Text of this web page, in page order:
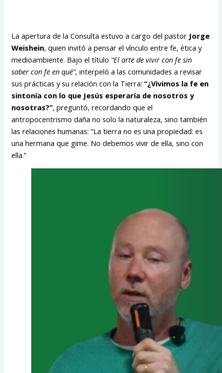
La apertura de la Consulta estuvo a cargo del pastor Jorge
Weishein, quien invitó a pensar el vínculo entre fe, ética y
medioambiente. Bajo el título “El arte de vivir con fe sin
saber con fe en qué”, interpeló a las comunidades a revisar
sus prácticas y su relación con la Tierra: “¿Vivimos la fe en
sintonía con lo que Jesús esperaría de nosotros y
nosotras?”, preguntó, recordando que el
antropocentrismo daña no solo la naturaleza, sino también
las relaciones humanas: “La tierra no es una propiedad: es
una hermana que gime. No debemos vivir de ella, sino con
ella.”